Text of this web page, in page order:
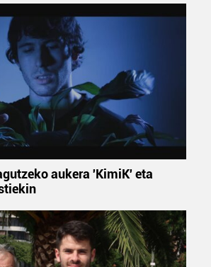
adierazpenean.
propioak eta hirugarrenen cookie-
ditu. Zure esperientzia eta
asmoz, cookie teknologiaz
hau onartuz gero, teknologia hori
esplizitua ematen diguzu.
aukera 'KimiK' eta